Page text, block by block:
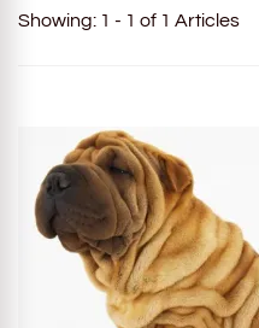
Showing: 1 - 1 of 1 Articles